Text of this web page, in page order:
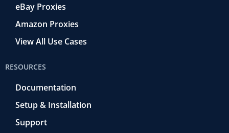
eBay Proxies
Amazon Proxies
View All Use Cases
RESOURCES
Documentation
Setup & Installation
Support